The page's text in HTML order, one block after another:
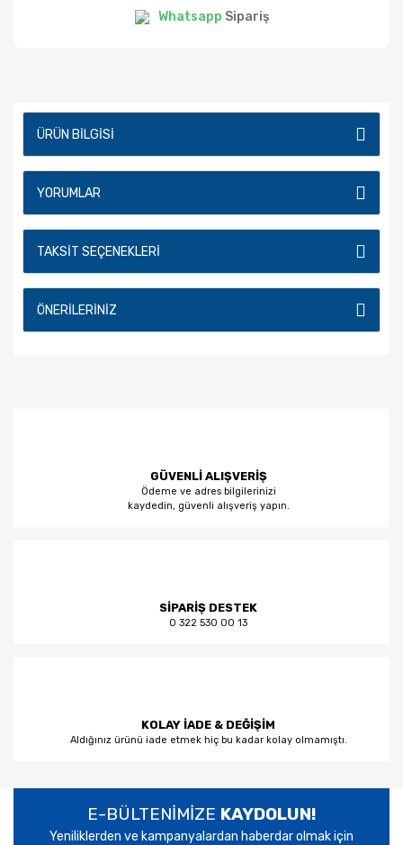
Whatsapp Sipariş
ÜRÜN BILGISI
YORUMLAR
TAKSIT SEÇENEKLERI
ÖNERILERINIZ
GÜVENLİ ALIŞVERİŞ
Ödeme ve adres bilgilerinizi
kaydedin, güvenli alışveriş yapın.
SİPARİŞ DESTEK
0 322 530 00 13
KOLAY İADE & DEĞİŞİM
Aldığınız ürünü iade etmek hiç bu kadar kolay olmamıştı.
E-BÜLTENİMİZE KAYDOLUN!
Yeniliklerden ve kampanyalardan haberdar olmak için